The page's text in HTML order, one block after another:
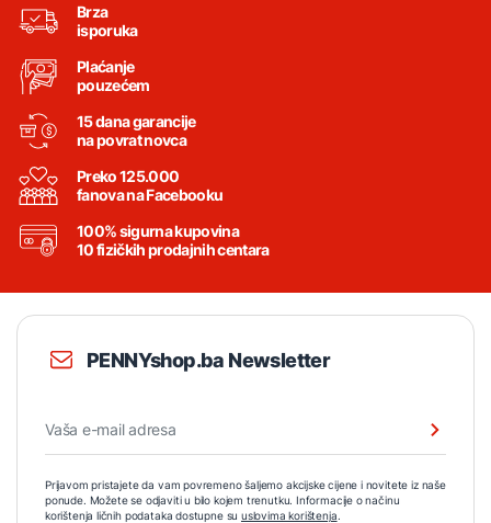
Brza
isporuka
Plaćanje
pouzećem
15 dana garancije
na povrat novca
Preko 125.000
fanova na Facebooku
100% sigurna kupovina
10 fizičkih prodajnih centara
PENNYshop.ba Newsletter
Prijavom pristajete da vam povremeno šaljemo akcijske cijene i novitete iz naše
ponude. Možete se odjaviti u bilo kojem trenutku. Informacije o načinu
korištenja ličnih podataka dostupne su uslovima korištenja.